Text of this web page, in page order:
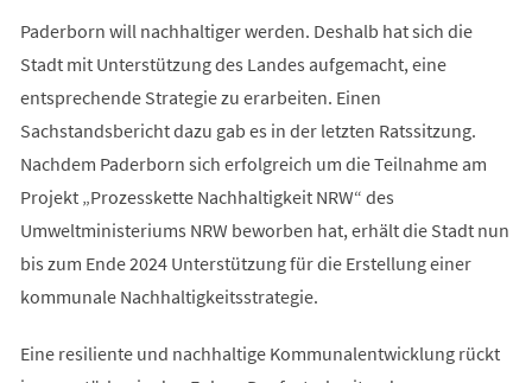
Paderborn will nachhaltiger werden. Deshalb hat sich die
Stadt mit Unterstützung des Landes aufgemacht, eine
entsprechende Strategie zu erarbeiten. Einen
Sachstandsbericht dazu gab es in der letzten Ratssitzung.
Nachdem Paderborn sich erfolgreich um die Teilnahme am
Projekt „Prozesskette Nachhaltigkeit NRW“ des
Umweltministeriums NRW beworben hat, erhält die Stadt nun
bis zum Ende 2024 Unterstützung für die Erstellung einer
kommunale Nachhaltigkeitsstrategie.
Eine resiliente und nachhaltige Kommunalentwicklung rückt